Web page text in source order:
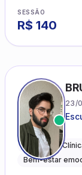
SESSÃO
R$ 140
23/
Psicologia
Bem-estar